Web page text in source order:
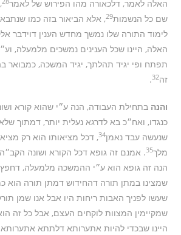
האלה לאמר, דלכאורה מהו הפירוש של לאמר
שם כל הנשמות29, אלא הביאור בזה כמו
לימוד התורה שלו נמשך מחדש הענין דוידבר
האלה, היינו שכל הענינים נמשכים מלמעלה,
תפתח ופי יגיד תהלתך, יגיד המשכה, כמבואר
זה32
.
והנהבתחילת העבודה, הנה ע״י שהוא קורא
כנגדו, ואח״כ בא לדרגא נעלית יותר, דמתוך
שנעשה עבד נאמן34, דכל מציאותו הוא רק
מלך35. אמנם זה גופא דכל הקורא ושונה הקב״ה
הנה זה גופא הוא ע״י ההמשכה מלמעלה,
שמצינו במתן תורה דהחידוש דמתן תורה הוא
שעשו לפניך האבות ריחות היו אבל אנו שמן
שמקיימין המצוות לוקחים העצם, אבל כל זה
היינו שבכדי להיות אתערותא דלתתא